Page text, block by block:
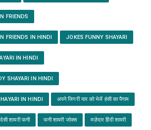
FRIENDS
FRIENDS IN HINDI JOKES FUNNY SHAYARI
IN HINDI
SHAYARI IN HINDI
IN HINDI अपने जिगरी यार को भेजें हंसी का पैगाम
देसी शायरी फनी फनी शायरी जोक्स मज़ेदार हिंदी शायरी